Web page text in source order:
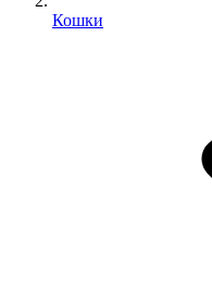
Кошки